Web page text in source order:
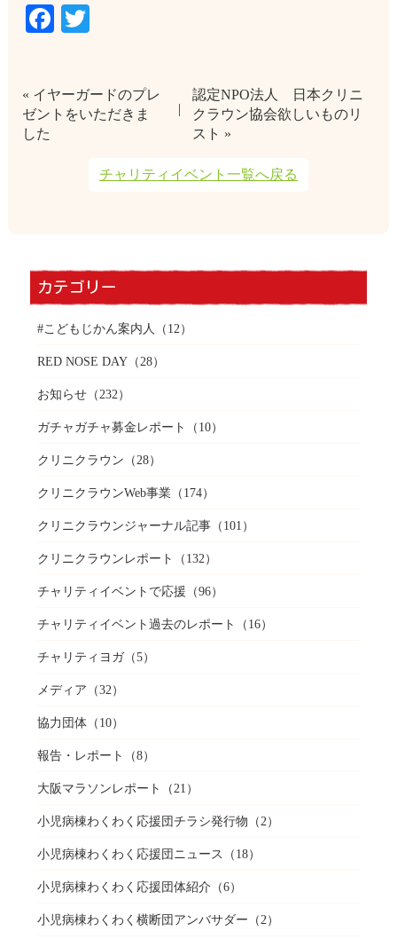
Facebook
Twitter
« イヤーガードのプレ
ゼントをいただきま
した
認定NPO法人 日本クリニ
クラウン協会欲しいものリ
スト »
チャリティイベント一覧へ戻る
カテゴリー
#こどもじかん案内人 （12）
RED NOSE DAY（28）
お知らせ（232）
ガチャガチャ募金レポート （10）
クリニクラウン （28）
クリニクラウンWeb事業（174）
クリニクラウンジャーナル記事（101）
クリニクラウンレポート （132）
チャリティイベントで応援 （96）
チャリティイベント過去のレポート （16）
チャリティヨガ（5）
メディア （32）
協力団体（10）
報告・レポート （8）
大阪マラソンレポート （21）
小児病棟わくわく応援団チラシ発行物 （2）
小児病棟わくわく応援団ニュース （18）
小児病棟わくわく応援団体紹介 （6）
小児病棟わくわく横断団アンバサダー （2）